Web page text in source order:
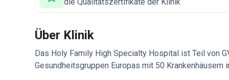
Über Klinik
Das Holy Family High Specialty Hospital ist Teil von
Gesundheitsgruppen Europas mit 50 Krankenhäusern